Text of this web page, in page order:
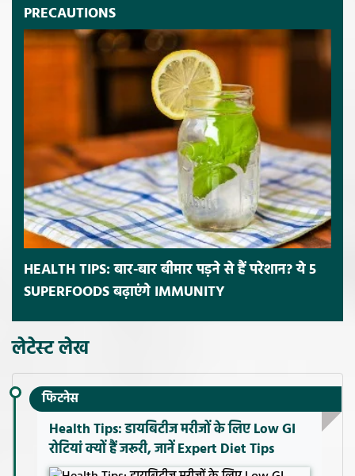
PRECAUTIONS
HEALTH TIPS: बार-बार बीमार पड़ने से हैं परेशान? ये 5
SUPERFOODS बढ़ाएंगे IMMUNITY
लेटेस्ट लेख
फिटनेस
Health Tips: डायबिटीज मरीजों के लिए Low GI
रोटियां क्यों हैं जरूरी, जानें Expert Diet Tips